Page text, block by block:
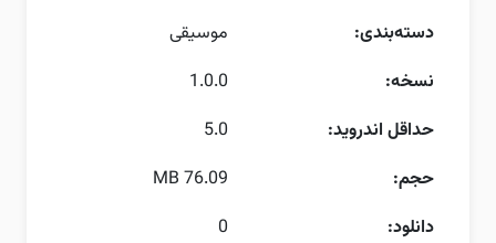
دسته‌بندی:
موسیقی
نسخه:
1.0.0
حداقل اندروید:
5.0
حجم:
76.09 MB
دانلود:
0